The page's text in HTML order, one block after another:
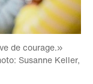
de courage.»
Susanne Keller,